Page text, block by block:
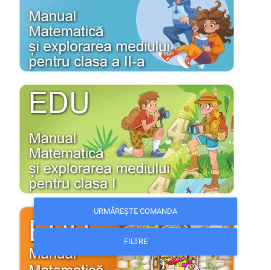
URMĂREȘTE COMANDA
FILTRE